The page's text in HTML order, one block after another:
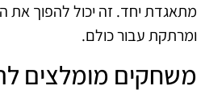
מתאגדת יחד. זה יכול להפוך את
ומרתקת עבור כולם.
משחקים מומלצים